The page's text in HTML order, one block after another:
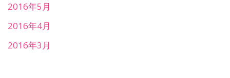
2016年5月
2016年4月
2016年3月